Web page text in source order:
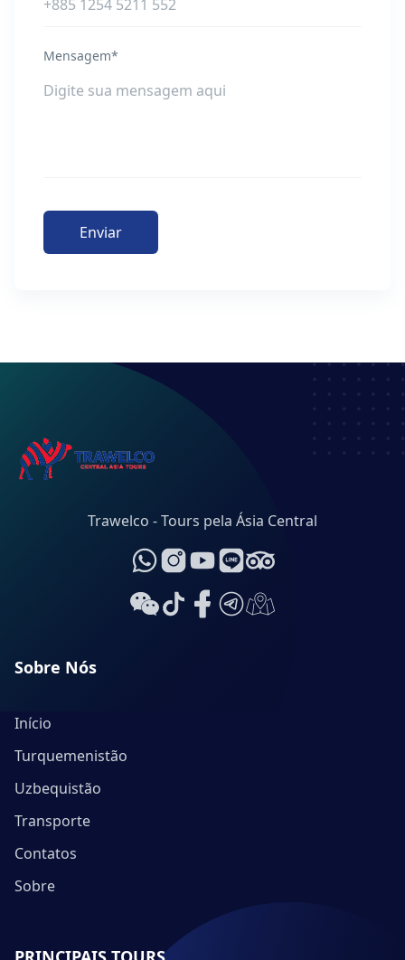
Mensagem*
Enviar
Trawelco - Tours pela Ásia Central
Sobre Nós
Início
Turquemenistão
Uzbequistão
Transporte
Contatos
Sobre